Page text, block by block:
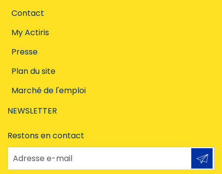
Contact
My Actiris
Presse
Plan du site
Marché de l'emploi
NEWSLETTER
Restons en contact
Adresse e-mail